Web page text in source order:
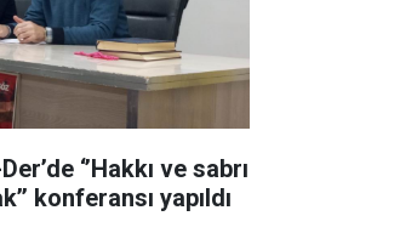
‘’Hakkı ve sabrı
konferansı yapıldı